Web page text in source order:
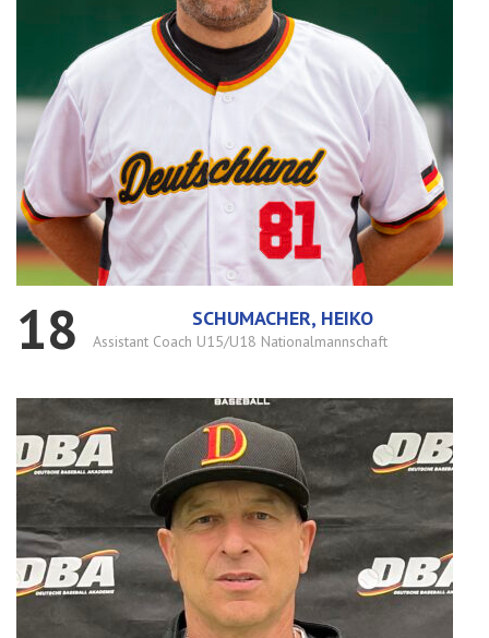
18 SCHUMACHER, HEIKO
Assistant Coach U15/U18 Nationalmannschaft